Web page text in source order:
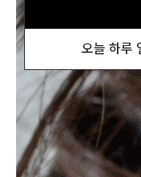
오늘 하루